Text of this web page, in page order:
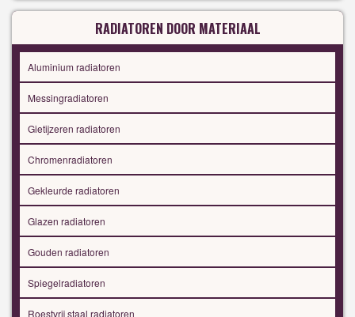
RADIATOREN DOOR MATERIAAL
Aluminium radiatoren
Messingradiatoren
Gietijzeren radiatoren
Chromenradiatoren
Gekleurde radiatoren
Glazen radiatoren
Gouden radiatoren
Spiegelradiatoren
Roestvrij staal radiatoren